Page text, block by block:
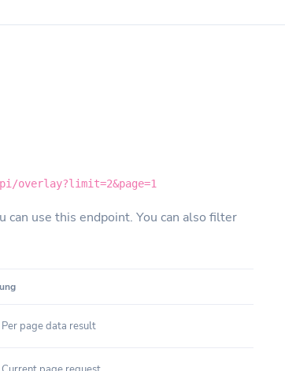
can use this endpoint. You can also filter
page data result